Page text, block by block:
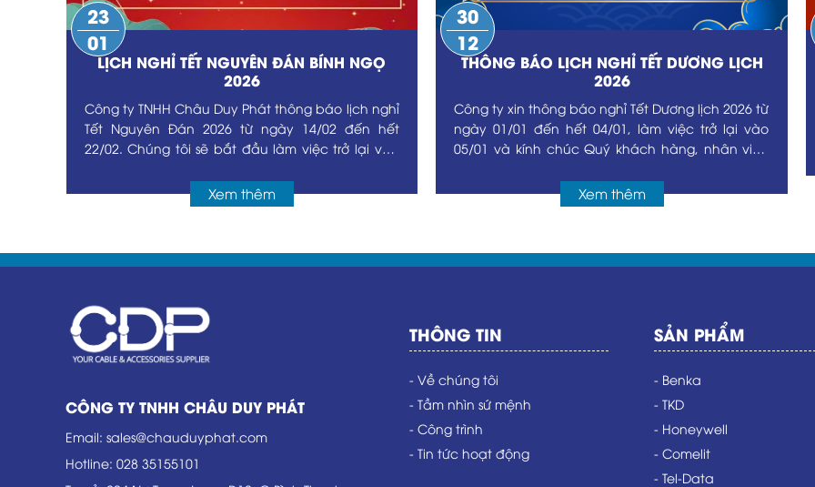
23
01
LỊCH NGHỈ TẾT NGUYÊN ĐÁN BÍNH NGỌ
2026
Công ty TNHH Châu Duy Phát thông báo lịch nghỉ
Tết Nguyên Đán 2026 từ ngày 14/02 đến hết
22/02. Chúng tôi sẽ bắt đầu làm việc trở lại vào
Xem thêm
30
12
THÔNG BÁO LỊCH NGHỈ TẾT DƯƠNG LỊCH
2026
Công ty xin thông báo nghỉ Tết Dương lịch 2026 từ
ngày 01/01 đến hết 04/01, làm việc trở lại vào
05/01 và kính chúc Quý khách hàng, nhân viên
Xem thêm
CÔNG TY TNHH CHÂU DUY PHÁT
Email: sales@chauduyphat.com
Hotline: 028 35155101
THÔNG TIN
- Về chúng tôi
- Tầm nhìn sứ mệnh
- Công trình
- Tin tức hoạt động
SẢN PHẨM
- Benka
- TKD
- Honeywell
- Comelit
- Tel-Data